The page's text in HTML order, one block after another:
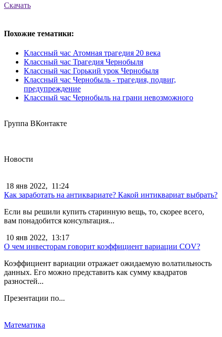
Скачать
Похожие тематики:
Классный час Атомная трагедия 20 века
Классный час Трагедия Чернобыля
Классный час Горький урок Чернобыля
Классный час Чернобыль - трагедия, подвиг,
предупреждение
Классный час Чернобыль на грани невозможного
Группа ВКонтакте
Новости
18 янв 2022, 11:24
Как заработать на антиквариате? Какой интиквариат выбрать?
Если вы решили купить старинную вещь, то, скорее всего,
вам понадобится консультация...
10 янв 2022, 13:17
О чем инвесторам говорит коэффициент вариации COV?
Коэффициент вариации отражает ожидаемую волатильность
данных. Его можно представить как сумму квадратов
разностей...
Презентации по...
Математика